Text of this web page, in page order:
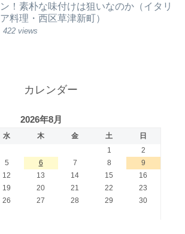
ン！素朴な味付けは狙いなのか（イタリ
ア料理・西区草津新町）
422 views
カレンダー
2026年8月
水 木 金 土
日
1
2
5 6 7 8
9
12 13 14 15
16
19 20 21 22
23
26 27 28 29
30